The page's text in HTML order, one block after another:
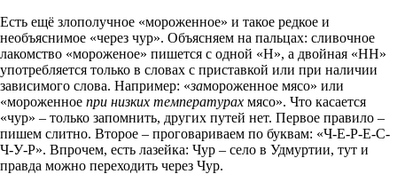
Есть ещё злополучное «мороженное» и такое редкое и
необъяснимое «через чур». Объясняем на пальцах: сливочное
лакомство «мороженое» пишется с одной «Н», а двойная «НН»
употребляется только в словах с приставкой или при наличии
зависимого слова. Например: «замороженное мясо» или
«мороженное при низких температурах мясо». Что касается
«чур» – только запомнить, других путей нет. Первое правило –
пишем слитно. Второе – проговариваем по буквам: «Ч-Е-Р-Е-С-
Ч-У-Р». Впрочем, есть лазейка: Чур – село в Удмуртии, тут и
правда можно переходить через Чур.